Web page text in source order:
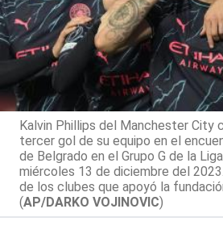
Kalvin Phillips del Manchester City
tercer gol de su equipo en el
de Belgrado en el Grupo G de la
miércoles 13 de diciembre del
de los clubes que apoyó la
(AP/DARKO VOJINOVIC)